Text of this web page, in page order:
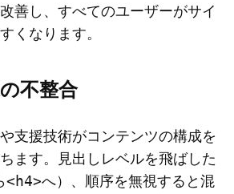
善し、すべてのユーザーがサイ
くなります。
不整合
支援技術がコンテンツの構成を
ます。見出しレベルを飛ばした
<h4>へ）、順序を無視すると混